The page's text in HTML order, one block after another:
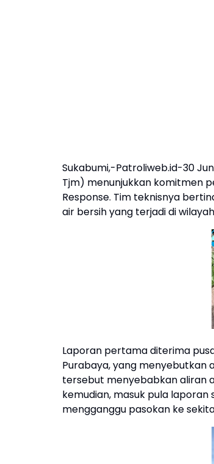
Sukabumi,-Patroliweb.id-30
Tjm) menunjukkan komitmen
Response. Tim teknisnya
air bersih yang terjadi di
Laporan pertama diterima
Purabaya, yang menyebutkan
tersebut menyebabkan aliran
kemudian, masuk pula
mengganggu pasokan ke